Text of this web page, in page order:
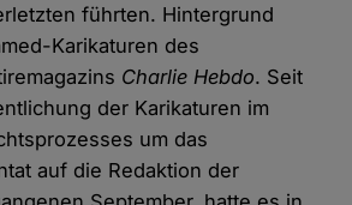
führten. Hintergrund
Karikaturen des
Charlie Hebdo. Seit
der Karikaturen im
um das
auf die Redaktion der